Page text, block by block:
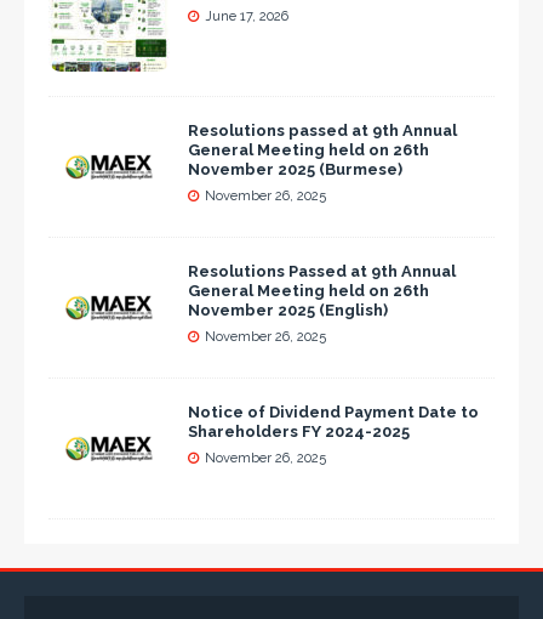
June 17, 2026
Resolutions passed at 9th Annual
General Meeting held on 26th
November 2025 (Burmese)
November 26, 2025
Resolutions Passed at 9th Annual
General Meeting held on 26th
November 2025 (English)
November 26, 2025
Notice of Dividend Payment Date to
Shareholders FY 2024-2025
November 26, 2025